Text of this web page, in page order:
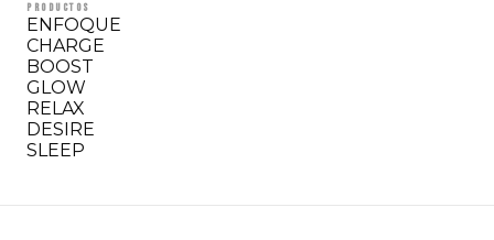
PRODUCTOS
ENFOQUE
CHARGE
BOOST
GLOW
RELAX
DESIRE
SLEEP